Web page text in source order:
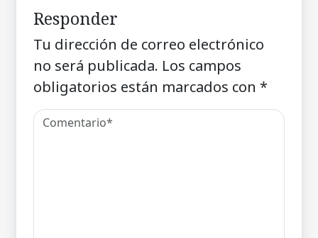
Responder
Tu dirección de correo electrónico
no será publicada. Los campos
obligatorios están marcados con *